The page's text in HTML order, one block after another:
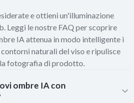
e ottieni un'illuminazione
Leggi le nostre FAQ per scoprire
IA attenua in modo intelligente i
naturali del viso e ripulisce
fotografia di prodotto.
ombre IA con